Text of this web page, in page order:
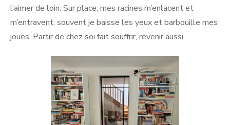
l’aimer de loin. Sur place, mes racines m’enlacent et
m’entravent, souvent je baisse les yeux et barbouille mes
joues. Partir de chez soi fait souffrir, revenir aussi.